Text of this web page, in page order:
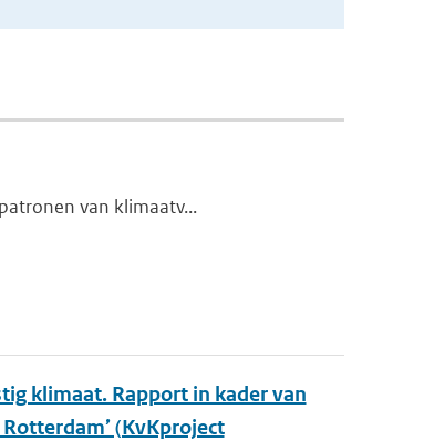
van klimaatv...
klimaat. Rapport in kader van
(KvKproject